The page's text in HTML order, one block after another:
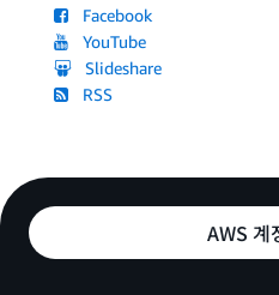
Facebook
YouTube
Slideshare
RSS
AWS 계